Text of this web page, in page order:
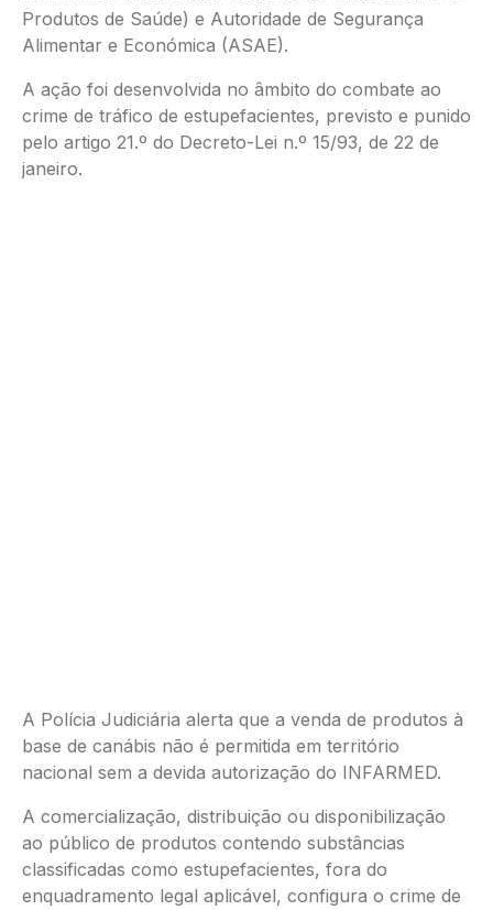
Produtos de Saúde) e Autoridade de Segurança
Alimentar e Económica (ASAE).
A ação foi desenvolvida no âmbito do combate ao
crime de tráfico de estupefacientes, previsto e punido
pelo artigo 21.º do Decreto-Lei n.º 15/93, de 22 de
janeiro.
A Polícia Judiciária alerta que a venda de produtos à
base de canábis não é permitida em território
nacional sem a devida autorização do INFARMED.
A comercialização, distribuição ou disponibilização
ao público de produtos contendo substâncias
classificadas como estupefacientes, fora do
enquadramento legal aplicável, configura o crime de